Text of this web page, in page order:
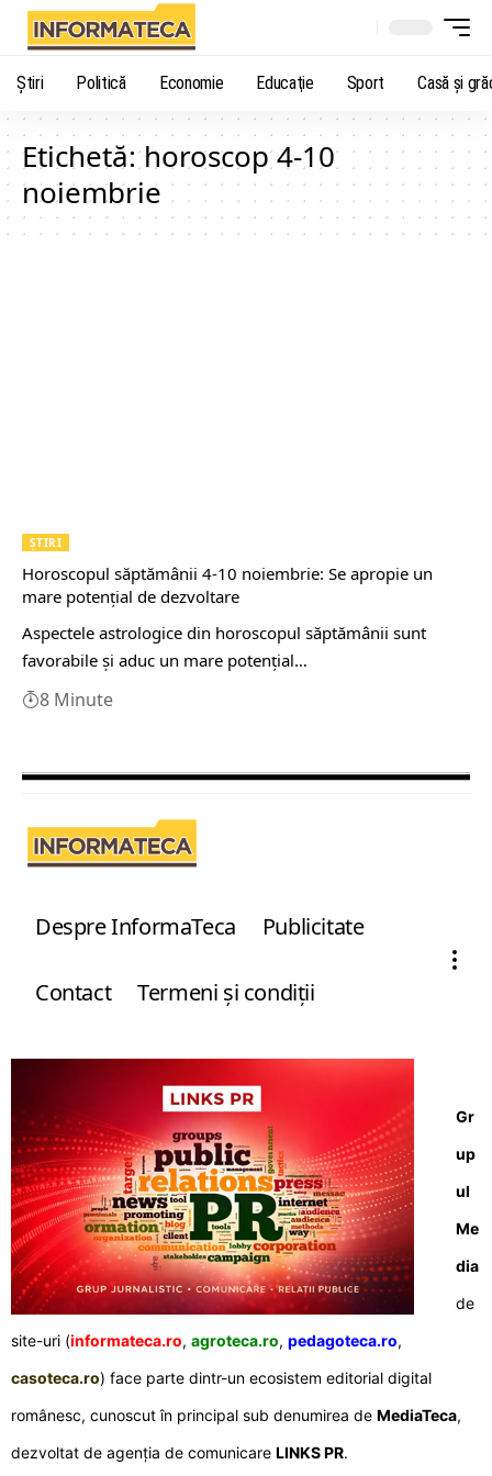
Știri Politică Economie Educaţie Sport Casă şi
Etichetă:horoscop 4-10
noiembrie
ȘTIRI
Horoscopul săptămânii 4-10 noiembrie: Se apropie un
mare potențial de dezvoltare
Aspectele astrologice din horoscopul săptămânii sunt
favorabile și aduc un mare potențial…
8 Minute
Despre InformaTeca Publicitate
Contact Termeni şi condiţii
Gr
up
ul
Me
dia
de
site-uri (informateca.ro, agroteca.ro, pedagoteca.ro,
casoteca.ro) face parte dintr-un ecosistem editorial digital
românesc, cunoscut în principal sub denumirea de MediaTeca,
dezvoltat de agenția de comunicare LINKS PR.